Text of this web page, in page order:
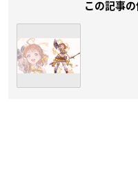
この記事の